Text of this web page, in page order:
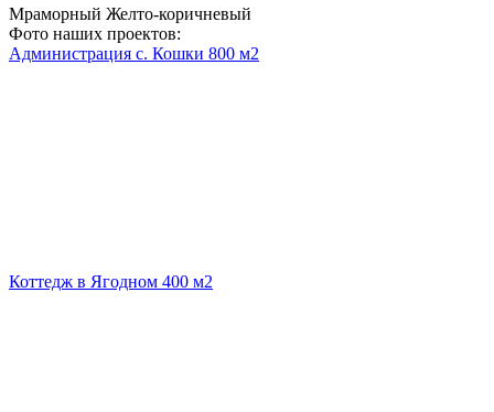
Мраморный Желто-коричневый
Фото наших проектов:
Администрация с. Кошки 800 м2
Коттедж в Ягодном 400 м2